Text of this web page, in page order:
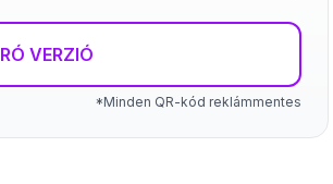
VERZIÓ
*Minden QR-kód reklámmentes